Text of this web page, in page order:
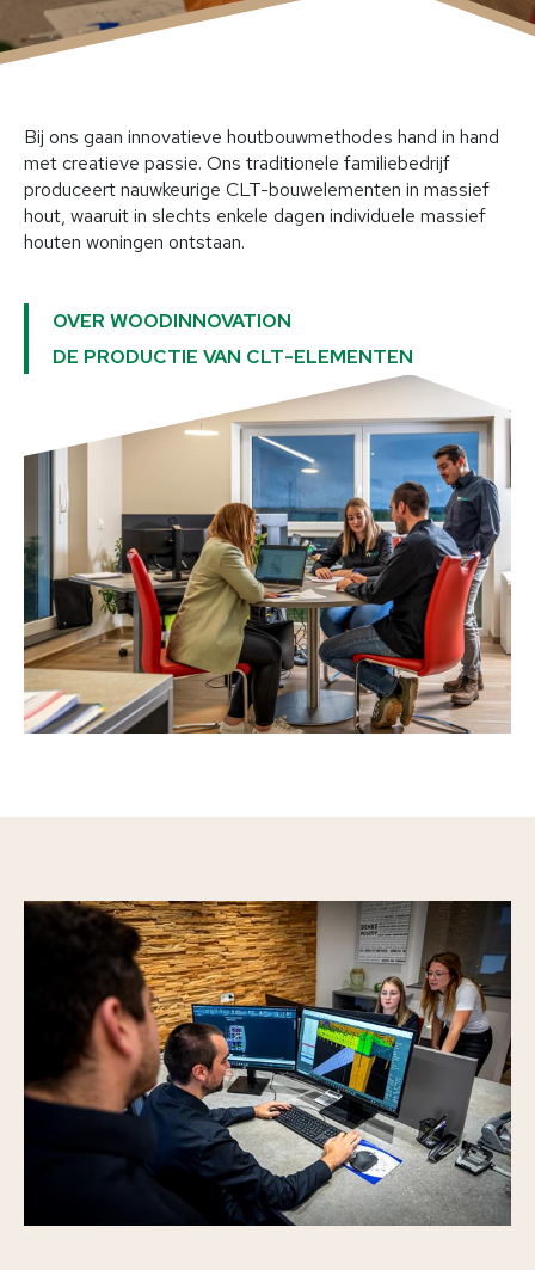
Bouwmogelijkheden
Extra bouwlagen en uitbreidingen
Speciale constructies
Voor opdrachtgevers
Voor planners en architecten
Voor aannemers en vaklui
Bouwtechniek & expertise
Projecten
Woongebouwen
Handel en industrie
Openbare gebouwen
Bij ons gaan innovatieve houtbouwmethodes hand in hand
met creatieve passie. Ons traditionele familiebedrijf
produceert nauwkeurige CLT-bouwelementen in massief
hout, waaruit in slechts enkele dagen individuele massief
houten woningen ontstaan.
OVER WOODINNOVATION
DE PRODUCTIE VAN CLT-ELEMENTEN